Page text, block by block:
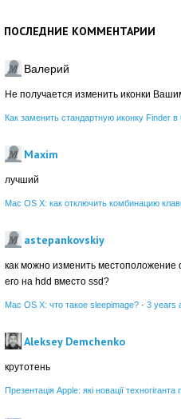
ПОСЛЕДНИЕ КОММЕНТАРИИ
Валерий
Не получается изменить иконки
Как заменить стандартную иконку Finder
Maxim
лучший
Mac OS X: как отключить комбинацию
astepankovskiy
как можно изменить
его на hdd вместо ssd?
Mac OS X: что такое sleepimage? · 3 years
Aleksey Demchenko
крутотень
Презентація Apple: які новації